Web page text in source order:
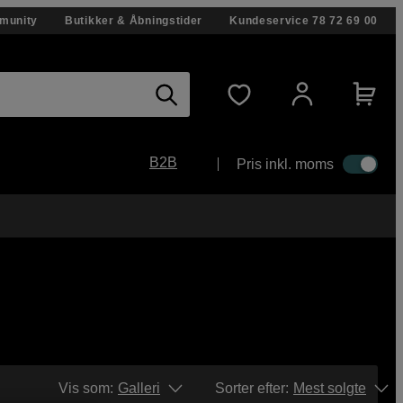
Butikker & Åbningstider Kundeservice 78 72 69 00
B2B Pris inkl. moms
Vis som: Galleri Sorter efter: Mest solgte